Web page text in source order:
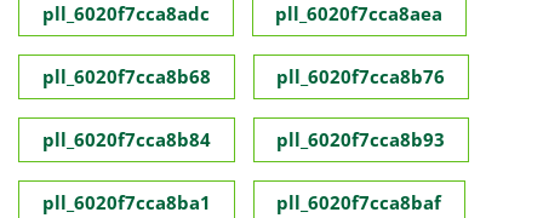
pll_6020f7cca8adc pll_6020f7cca8aea
pll_6020f7cca8b68 pll_6020f7cca8b76
pll_6020f7cca8b84 pll_6020f7cca8b93
pll_6020f7cca8ba1 pll_6020f7cca8baf